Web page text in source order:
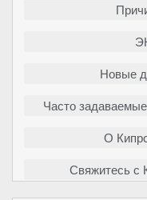
Новые
Часто
О
Свяжитесь с